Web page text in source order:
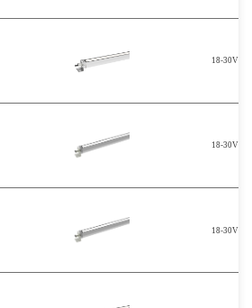
18-30V
18-30V
18-30V